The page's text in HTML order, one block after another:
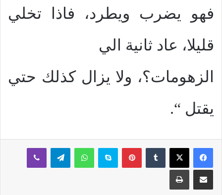
فهو يضرب ويطرد، فاذا تخلي
قليلا، عاد ثانية الي
الزهومات؟، ولا يزال كذلك حتي
يقتل “.
بينتيريستسكايب واتساب تيلقرام ڤايبر
مشاركة عبر البريد طباعة